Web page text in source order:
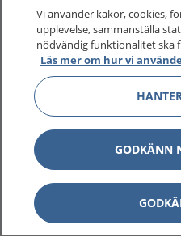
Logga in för att läsa din
vårdärenden. Ring
sjukvårdsrådgivning
1177 ger dig råd när du
1177 på flera språk
Om 1177
Vi använder kakor, cookies,
upplevelse, sammanställa
nödvändig funktionalitet ska
Läs mer om hur vi
GODKÄNN